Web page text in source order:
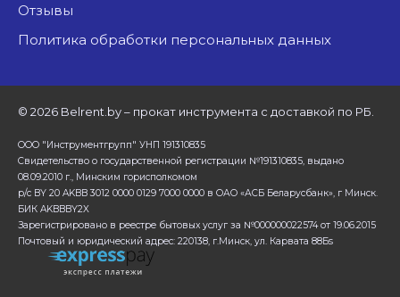
Отзывы
Политика обработки персональных данных
© 2026 Belrent.by – прокат инструмента с доставкой по РБ.
ООО "Инструментгрупп" УНП 191310835
Свидетельство о государственной регистрации №191310835, выдано
08.09.2010 г., Минским горисполкомом
р/с BY 20 AKBB 3012 0000 0129 7000 0000 в ОАО «АСБ Беларусбанк», г Минск.
БИК AKBBBY2X
Зарегистрировано в реестре бытовых услуг за №000000022574 от 19.06.2015
Почтовый и юридический адрес: 220138, г.Минск, ул. Карвата 88Бs